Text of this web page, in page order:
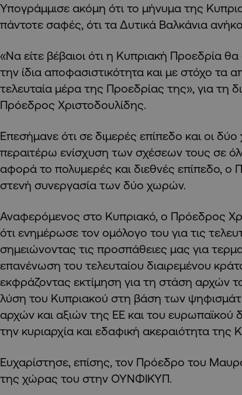
Υπογράμμισε ακόμη ότι το μήνυμα της
πάντοτε σαφές, ότι τα Δυτικά Βαλκάνια
«Να είτε βέβαιοι ότι η Κυπριακή Προεδρία θα
την ίδια αποφασιστικότητα και με στόχο τα
τελευταία μέρα της Προεδρίας της», για τη
Πρόεδρος Χριστοδουλίδης.
Επεσήμανε ότι σε διμερές επίπεδο και οι
περαιτέρω ενίσχυση των σχέσεων τους σε
αφορά το πολυμερές και διεθνές επίπεδο,
στενή συνεργασία των δύο χωρών.
Αναφερόμενος στο Κυπριακό, ο Πρόεδρος
ότι ενημέρωσε τον ομόλογο του για τις
σημειώνοντας τις προσπάθειες μας για
επανένωση του τελευταίου διαιρεμένου
εκφράζοντας εκτίμηση για τη στάση αρχών
λύση του Κυπριακού στη βάση των
αρχών και αξιών της ΕΕ και του ευρωπαϊκού
την κυριαρχία και εδαφική ακεραιότητα της
Ευχαρίστησε, επίσης, τον Πρόεδρο του
της χώρας του στην ΟΥΝΦΙΚΥΠ.